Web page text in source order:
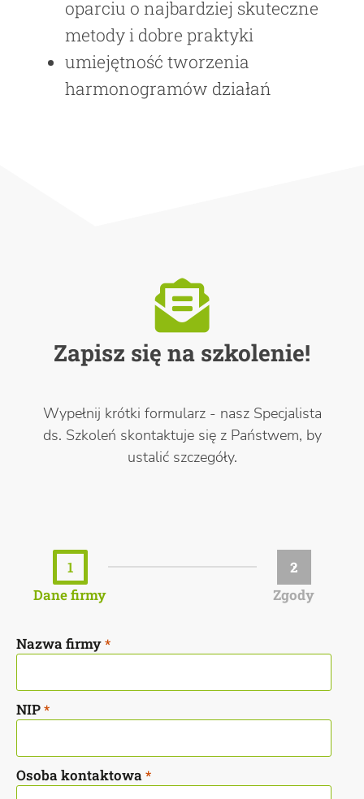
oparciu o najbardziej skuteczne
metody i dobre praktyki
umiejętność tworzenia
harmonogramów działań
Zapisz się na szkolenie!
Wypełnij krótki formularz - nasz Specjalista
ds. Szkoleń skontaktuje się z Państwem, by
ustalić szczegóły.
1
Dane firmy
2
Zgody
Nazwa firmy*
NIP*
Osoba kontaktowa*